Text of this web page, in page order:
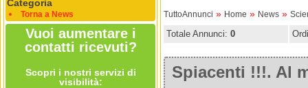
Categoria
Torna a News
Vuoi aumentare i
contatti ricevuti?
Scopri i nostri servizi di
visibilità:
TuttoAnnunci » Home » News »
Totale Annunci: 0
Spiacenti !!!. Al